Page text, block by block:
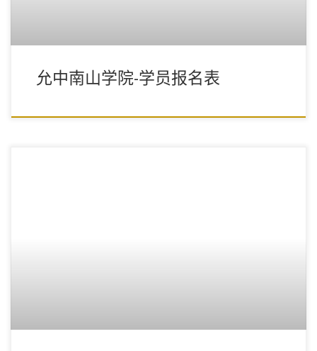
允中南山学院-学员报名表